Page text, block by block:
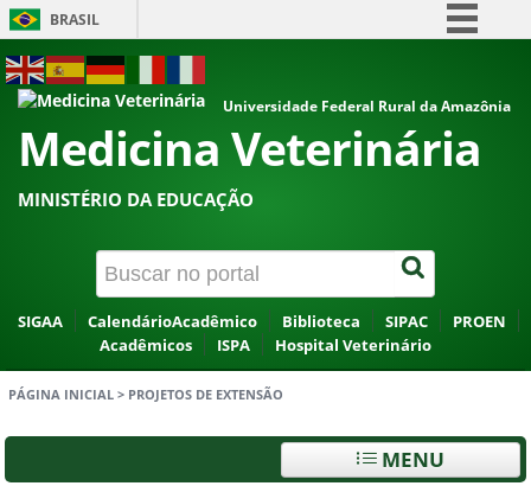
BRASIL
Participe
Acesso à informação
Canais
ACESSIBILIDADE
Universidade Federal Rural da Amazônia
Medicina Veterinária
MINISTÉRIO DA EDUCAÇÃO
SIGAA CalendárioAcadêmico Biblioteca SIPAC
PROEN
Acadêmicos
ISPA Hospital Veterinário
PÁGINA INICIAL > PROJETOS DE EXTENSÃO
MENU